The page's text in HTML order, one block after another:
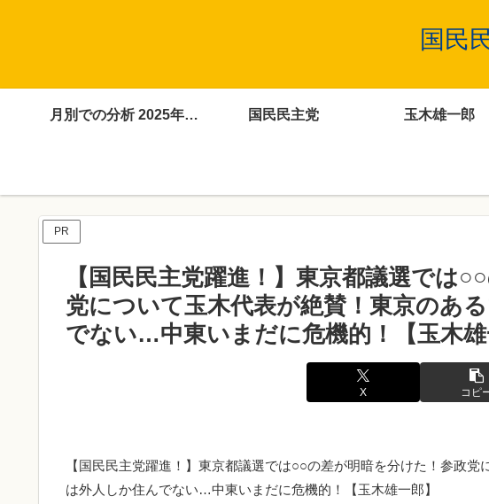
国民
月別での分析 2025年4月～12月 国民民主党 玉木雄一郎
PR
【国民民主党躍進！】東京都議選では
党について玉木代表が絶賛！東京のあ
でない…中東いまだに危機的！【玉木雄
X コピ
【国民民主党躍進！】東京都議選では○○の差が明暗を分けた！参政
は外人しか住んでない…中東いまだに危機的！【玉木雄一郎】